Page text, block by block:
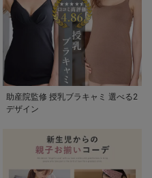
助産院監修 授乳ブラキャミ 選べる2
デザイン